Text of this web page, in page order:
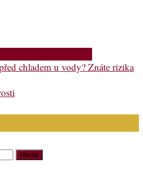
chladem u vody? Znáte rizika